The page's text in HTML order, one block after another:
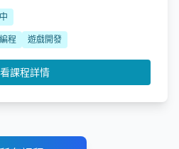
方塊ID，並使用「Hello」字樣建
伸橋樑、連線選取區域、填滿封
築物配色和建築細節技巧，進一
程 遊戲開發
課程詳情